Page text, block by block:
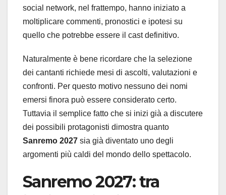
social network, nel frattempo, hanno iniziato a
moltiplicare commenti, pronostici e ipotesi su
quello che potrebbe essere il cast definitivo.
Naturalmente è bene ricordare che la selezione
dei cantanti richiede mesi di ascolti, valutazioni e
confronti. Per questo motivo nessuno dei nomi
emersi finora può essere considerato certo.
Tuttavia il semplice fatto che si inizi già a discutere
dei possibili protagonisti dimostra quanto
Sanremo 2027 sia già diventato uno degli
argomenti più caldi del mondo dello spettacolo.
Sanremo 2027: tra